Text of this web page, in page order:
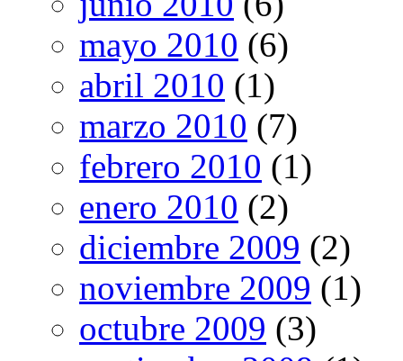
mayo 2010 (6)
abril 2010 (1)
marzo 2010 (7)
febrero 2010 (1)
enero 2010 (2)
diciembre 2009 (2)
noviembre 2009 (1)
octubre 2009 (3)